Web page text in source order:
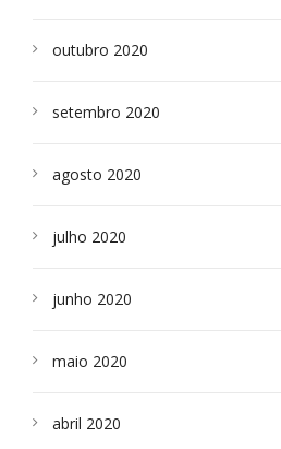
outubro 2020
setembro 2020
agosto 2020
julho 2020
junho 2020
maio 2020
abril 2020